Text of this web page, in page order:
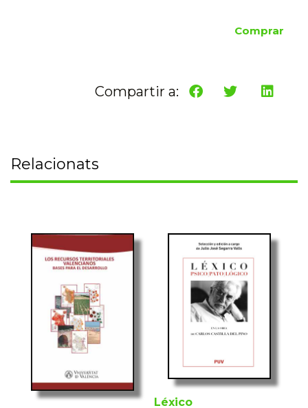
Comprar
Compartir a:
Relacionats
Léxico